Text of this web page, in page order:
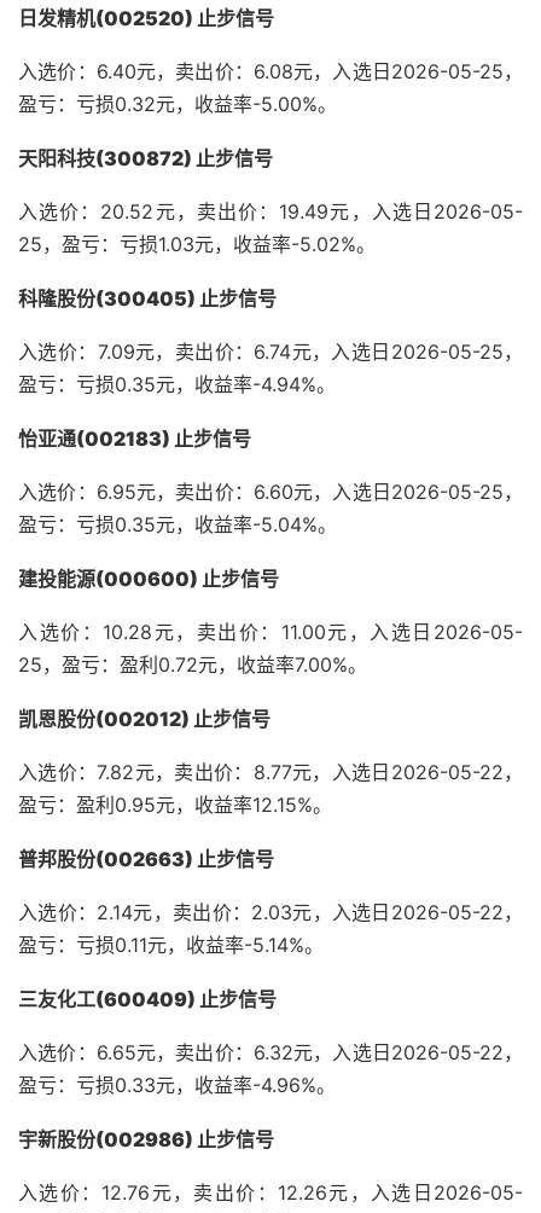
日发精机(002520) 止步信号
入选价：6.40元，卖出价：6.08元，入选日2026-05-25，
盈亏：亏损0.32元，收益率-5.00%。
天阳科技(300872) 止步信号
入选价：20.52元，卖出价：19.49元，入选日2026-05-
25，盈亏：亏损1.03元，收益率-5.02%。
科隆股份(300405) 止步信号
入选价：7.09元，卖出价：6.74元，入选日2026-05-25，
盈亏：亏损0.35元，收益率-4.94%。
怡亚通(002183) 止步信号
入选价：6.95元，卖出价：6.60元，入选日2026-05-25，
盈亏：亏损0.35元，收益率-5.04%。
建投能源(000600) 止步信号
入选价：10.28元，卖出价：11.00元，入选日2026-05-
25，盈亏：盈利0.72元，收益率7.00%。
凯恩股份(002012) 止步信号
入选价：7.82元，卖出价：8.77元，入选日2026-05-22，
盈亏：盈利0.95元，收益率12.15%。
普邦股份(002663) 止步信号
入选价：2.14元，卖出价：2.03元，入选日2026-05-22，
盈亏：亏损0.11元，收益率-5.14%。
三友化工(600409) 止步信号
入选价：6.65元，卖出价：6.32元，入选日2026-05-22，
盈亏：亏损0.33元，收益率-4.96%。
宇新股份(002986) 止步信号
入选价：12.76元，卖出价：12.26元，入选日2026-05-